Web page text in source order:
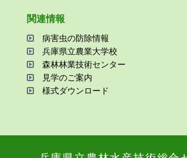
関連情報
病害⾍の防除情報
兵庫県⽴農業⼤学校
森林林業技術センター
⾒学のご案内
様式ダウンロード